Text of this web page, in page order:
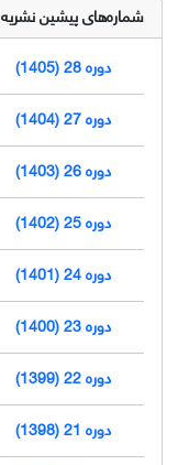
شماره‌های پیشین نشریه
دوره 28 (1405)
دوره 27 (1404)
دوره 26 (1403)
دوره 25 (1402)
دوره 24 (1401)
دوره 23 (1400)
دوره 22 (1399)
دوره 21 (1398)